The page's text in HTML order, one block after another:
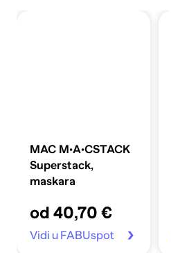
MAC M·A·CSTACK
Superstack,
maskara
od 40,70 €
Vidi u FABUspot